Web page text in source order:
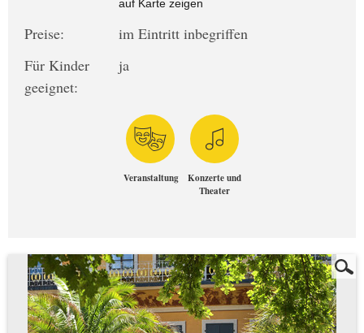
auf Karte zeigen
Preise:
im Eintritt inbegriffen
Für Kinder
geeignet:
ja
Veranstaltung
Konzerte und
Theater